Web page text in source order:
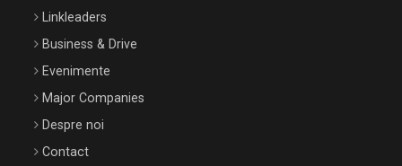
Be Inspired. Make it Happen!, ARTEMIS LETO, ORADEA, 8
Octombrie
Linkleaders
Business & Drive
Evenimente
Major Companies
Despre noi
Contact